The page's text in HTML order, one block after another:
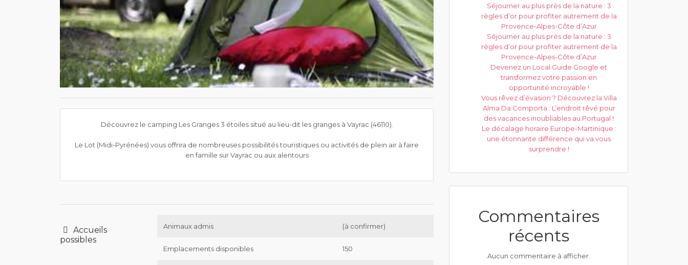
Découvrez le camping Les Granges 3 étoiles situé au lieu-dit les granges à Vayrac (46110).
Le Lot (Midi-Pyrénées) vous offrira de nombreuses possibilités touristiques ou activités de plein air à faire
en famille sur Vayrac ou aux alentours
Accueils
possibles
Animaux admis (à confirmer)
Emplacements disponibles 150
Séjourner au plus près de la nature : 3
règles d’or pour profiter autrement de la
Provence-Alpes-Côte d’Azur
Séjourner au plus près de la nature : 3
règles d’or pour profiter autrement de la
Provence-Alpes-Côte d’Azur
Devenez un Local Guide Google et
transformez votre passion en
opportunité incroyable !
Vous rêvez d’évasion ? Découvrez la Villa
Alma Da Comporta : L’endroit rêvé pour
des vacances inoubliables au Portugal !
Le décalage horaire Europe-Martinique :
une étonnante différence qui va vous
surprendre !
Commentaires
récents
Aucun commentaire à afficher.